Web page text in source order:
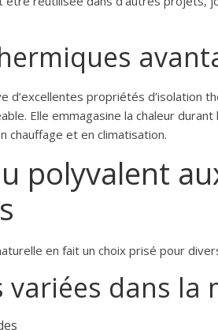
d’excellentes propriétés d’isolation
Elle emmagasine la chaleur
chauffage et en climatisation.
polyvalent
en fait un choix prisé pour
dans la